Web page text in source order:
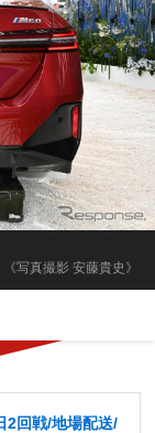
《写真撮影 安藤貴史》
2回戦/地場配送/